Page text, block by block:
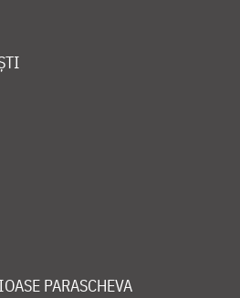
PARASCHEVA